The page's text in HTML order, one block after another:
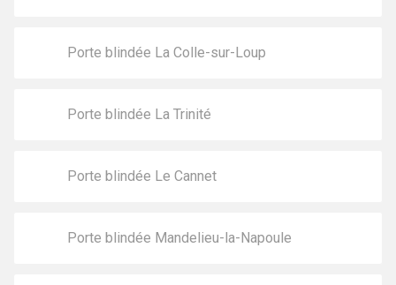
Porte blindée La Colle-sur-Loup
Porte blindée La Trinité
Porte blindée Le Cannet
Porte blindée Mandelieu-la-Napoule